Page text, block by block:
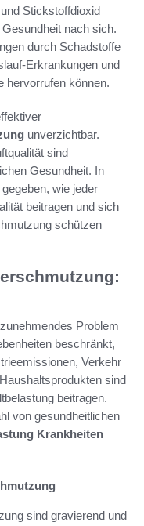
Stickstoffdioxid
nach sich.
durch Schadstoffe
Erkrankungen und
hervorrufen können.
unverzichtbar.
sind
Gesundheit. In
wie jeder
beitragen und sich
schützen
Problem
beschränkt,
Verkehr
sind
beitragen.
von gesundheitlichen
Krankheiten
sind gravierend und